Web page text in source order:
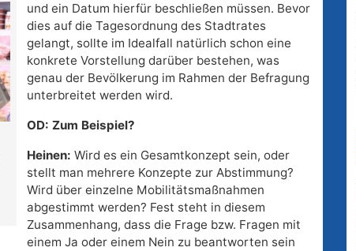
und ein Datum hierfür beschließen müssen. Bevor
dies auf die Tagesordnung des Stadtrates
gelangt, sollte im Idealfall natürlich schon eine
konkrete Vorstellung darüber bestehen, was
genau der Bevölkerung im Rahmen der Befragung
unterbreitet werden wird.
OD: Zum Beispiel?
Heinen: Wird es ein Gesamtkonzept sein, oder
stellt man mehrere Konzepte zur Abstimmung?
Wird über einzelne Mobilitätsmaßnahmen
abgestimmt werden? Fest steht in diesem
Zusammenhang, dass die Frage bzw. Fragen mit
einem Ja oder einem Nein zu beantworten sein